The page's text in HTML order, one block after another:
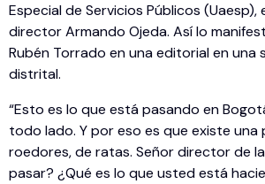
Especial de Servicios Públicos (Uaesp),
director Armando Ojeda. Así lo
Rubén Torrado en una editorial en una
distrital.
“Esto es lo que está pasando en
todo lado. Y por eso es que existe una
roedores, de ratas. Señor director de
pasar? ¿Qué es lo que usted está